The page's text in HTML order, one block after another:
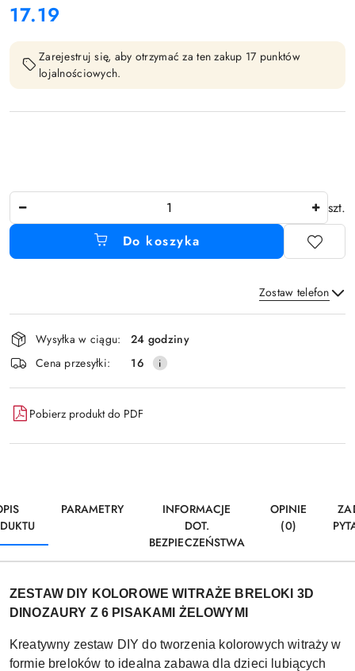
Cena:
17.19
Zarejestruj się, aby otrzymać za ten zakup 17 punktów
lojalnościowych.
szt.
Do koszyka
Zostaw telefon
Wyślij
Dostępność
i
dostawa
Wysyłka w ciągu:
24 godziny
Cena przesyłki:
16
Pobierz produkt do PDF
PARAMETRY
INFORMACJE
DOT.
BEZPIECZEŃSTWA
OPINIE
(0)
ZESTAW DIY KOLOROWE WITRAŻE BRELOKI 3D
DINOZAURY Z 6 PISAKAMI ŻELOWYMI
Kreatywny zestaw DIY do tworzenia kolorowych witraży w
formie breloków to idealna zabawa dla dzieci lubiących